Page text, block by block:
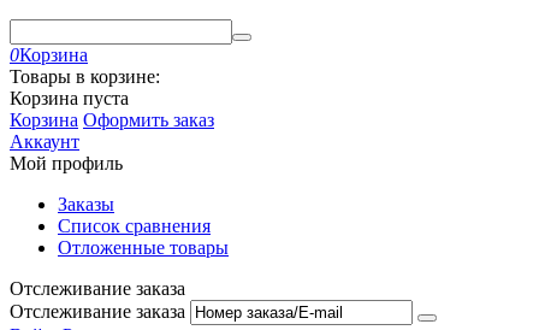
0Корзина
Товары в корзине:
Корзина пуста
Корзина Оформить заказ
Аккаунт
Мой профиль
Заказы
Список сравнения
Отложенные товары
Отслеживание заказа
Отслеживание заказа